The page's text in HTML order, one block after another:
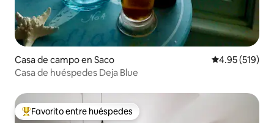
Casa de campo en Saco Calificación
4.95 (519)
Casa de huéspedes Deja Blue
Favorito entre huéspedes preferido
Favorito entre huéspedes